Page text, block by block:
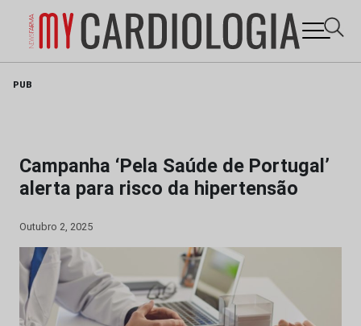
PUB
Campanha ‘Pela Saúde de Portugal’
alerta para risco da hipertensão
Outubro 2, 2025